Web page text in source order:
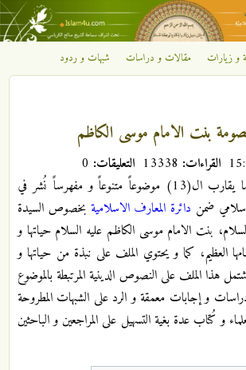
إلى المحتوى الرئيسي
و زيارات مقالات و دراسات شبهات و ردود
بنت الامام موسى الكاظم
القراءات: التعليقات:
ملفٌ يجمع في طياته ما يقارب ال(13) موضوعاً متنوعاً و مفهرساً نُشر في
ضمن دائرة المعارف الاسلامية بخصوص السيدة
بنت الامام موسى الكاظم عليه السلام حياتها و
العظيم، كما و يحتوي الملف على نبذة من حياتها و
يشتمل هذا الملف على النصوص الدينية المرتبطة بالموضوع
و إجابات معمقة و الرد على الشبهات المطروحة
و كُتاب عدة بغية التسهيل على المراجعين و الباحثين